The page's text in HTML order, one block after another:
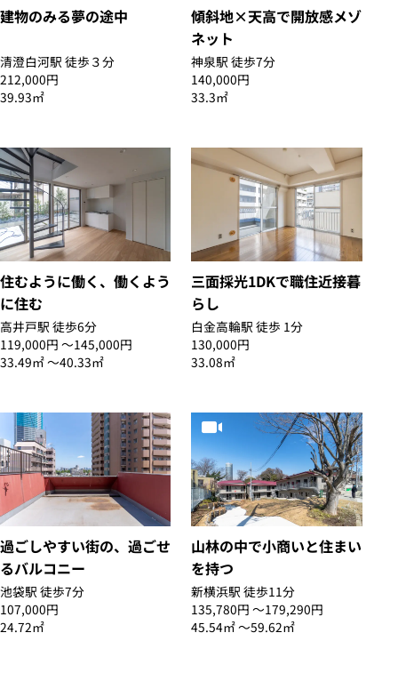
建物のみる夢の途中
清澄白河駅 徒歩３分
212,000円
39.93㎡
傾斜地×天高で開放感メゾ
ネット
神泉駅 徒歩7分
140,000円
33.3㎡
住むように働く、働くよう
に住む
高井戸駅 徒歩6分
119,000円 〜145,000円
33.49㎡ 〜40.33㎡
三面採光1DKで職住近接暮
らし
白金高輪駅 徒歩 1分
130,000円
33.08㎡
過ごしやすい街の、過ごせ
るバルコニー
池袋駅 徒歩7分
107,000円
24.72㎡
山林の中で小商いと住まい
を持つ
新横浜駅 徒歩11分
135,780円 〜179,290円
45.54㎡ 〜59.62㎡